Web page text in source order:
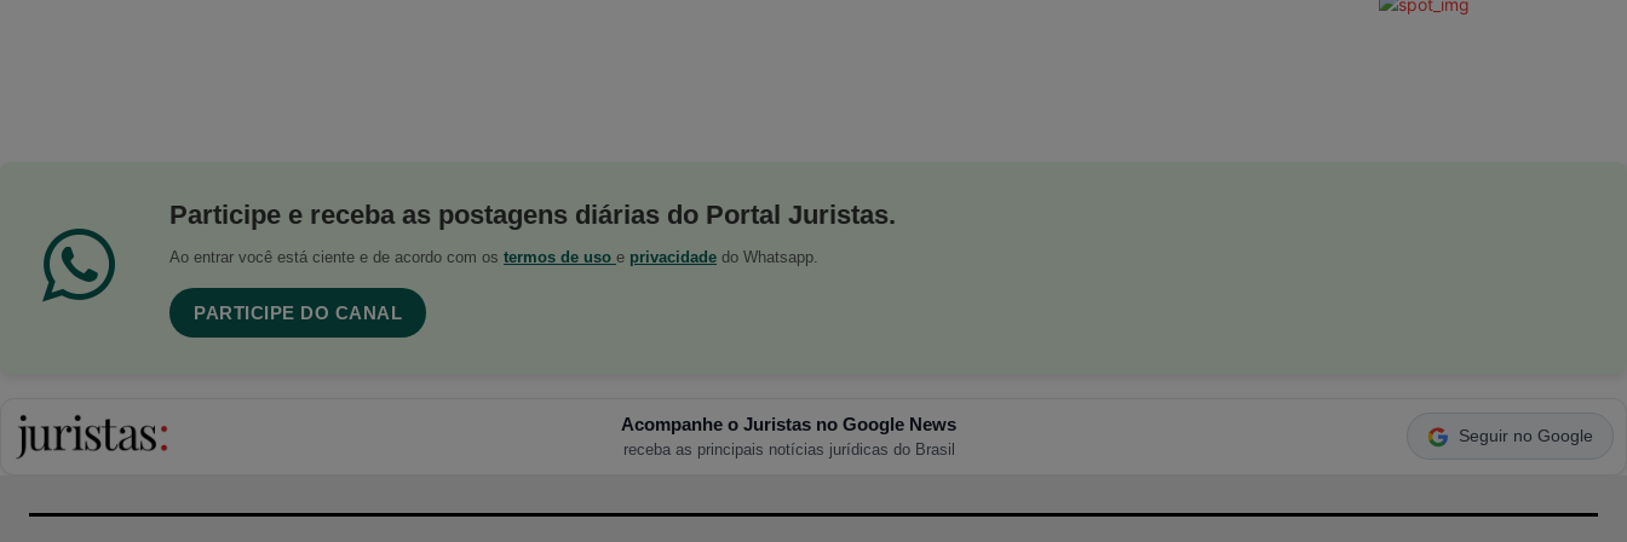
Participe e receba as postagens diárias do Portal Juristas.
Ao entrar você está ciente e de acordo com os termos de uso e privacidade do Whatsapp.
PARTICIPE DO CANAL
Acompanhe o Juristas no Google News
receba as principais notícias jurídicas do Brasil
Seguir no Google